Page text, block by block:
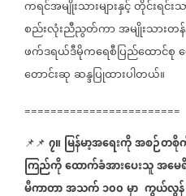
ကရင်အမျိုးသားများနှင့်တိုင်းရင်း
စည်းလုံးညီညွတ်ကာအမျိုးသားတန်
ဖက်ဒရယ်ဒီမိုကရေစီပြည်ထောင်စု
တောင်းဆုဆန္ဒပြုထားပါတယ်။
========================
📌📌 ၇။ မြန်မာ့အရေးကိုအစဉ်တစို
ကြည်ကိုထောက်ခံအားပေးသူအမ
မီကာတာအသက်၁၀၀မှာ ကွယ်လွန်